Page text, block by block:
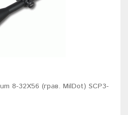
8-32X56 (грав. MilDot) SCP3-